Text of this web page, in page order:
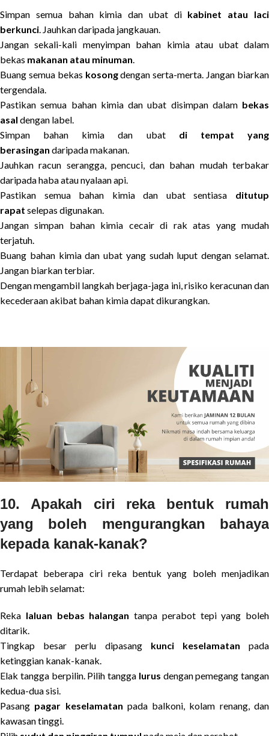
Simpan semua bahan kimia dan ubat di kabinet atau laci
berkunci. Jauhkan daripada jangkauan.
Jangan sekali-kali menyimpan bahan kimia atau ubat dalam
bekas makanan atau minuman.
Buang semua bekas kosongdengan serta-merta. Jangan biarkan
tergendala.
Pastikan semua bahan kimia dan ubat disimpan dalam bekas
asal dengan label.
Simpan bahan kimia dan ubat di tempat yang
berasingan daripada makanan.
Jauhkan racun serangga, pencuci, dan bahan mudah terbakar
daripada haba atau nyalaan api.
Pastikan semua bahan kimia dan ubat sentiasa ditutup
rapat selepas digunakan.
Jangan simpan bahan kimia cecair di rak atas yang mudah
terjatuh.
Buang bahan kimia dan ubat yang sudah luput dengan selamat.
Jangan biarkan terbiar.
Dengan mengambil langkah berjaga-jaga ini, risiko keracunan dan
kecederaan akibat bahan kimia dapat dikurangkan.
10. Apakah ciri reka bentuk rumah
yang boleh mengurangkan bahaya
kepada kanak-kanak?
Terdapat beberapa ciri reka bentuk yang boleh menjadikan
rumah lebih selamat:
Reka laluan bebas halangan tanpa perabot tepi yang boleh
ditarik.
Tingkap besar perlu dipasang kunci keselamatan pada
ketinggian kanak-kanak.
Elak tangga berpilin. Pilih tangga lurus dengan pemegang tangan
kedua-dua sisi.
Pasang pagar keselamatan pada balkoni, kolam renang, dan
kawasan tinggi.